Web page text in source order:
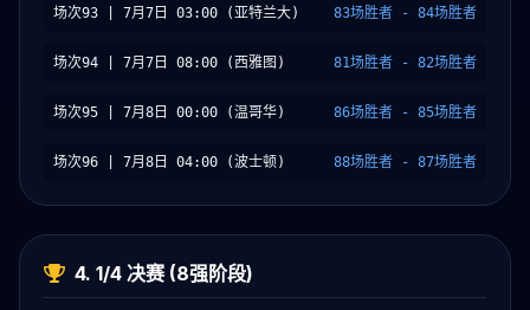
场次93 | 7月7日 03:00 (亚特兰大) 83场胜者 - 84场胜者
场次94 | 7月7日 08:00 (西雅图) 81场胜者 - 82场胜者
场次95 | 7月8日 00:00 (温哥华) 86场胜者 - 85场胜者
场次96 | 7月8日 04:00 (波士顿) 88场胜者 - 87场胜者
4. 1/4 决赛 (8强阶段)